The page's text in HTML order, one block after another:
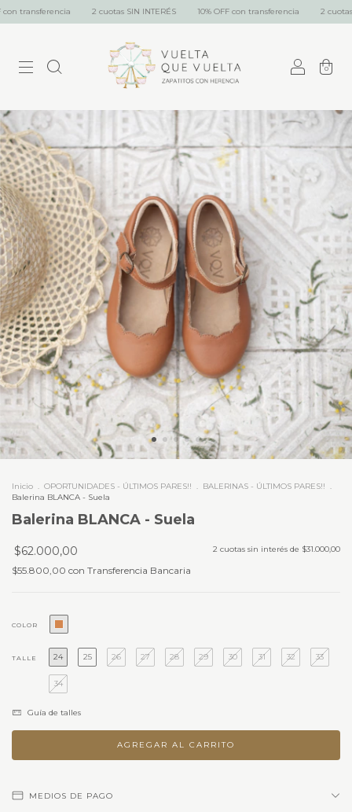
transferencia 2 cuotas SIN INTERÉS 10% OFF con transferencia 2 cuotas
0
Inicio . OPORTUNIDADES - ÚLTIMOS PARES!! . BALERINAS - ÚLTIMOS PARES!! .
Balerina BLANCA - Suela
Balerina BLANCA - Suela
$62.000,00 2 cuotas sin interés de $31.000,00
$55.800,00 con Transferencia Bancaria
COLOR
TALLE 24 25 26 27 28 29 30 31 32 33
34
Guía de talles
MEDIOS DE PAGO